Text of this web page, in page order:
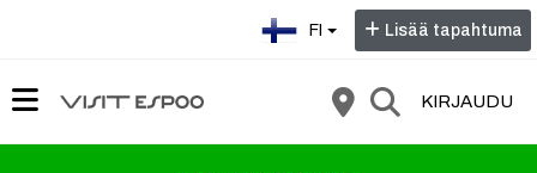
FI Lisää tapahtuma
KIRJAUDU